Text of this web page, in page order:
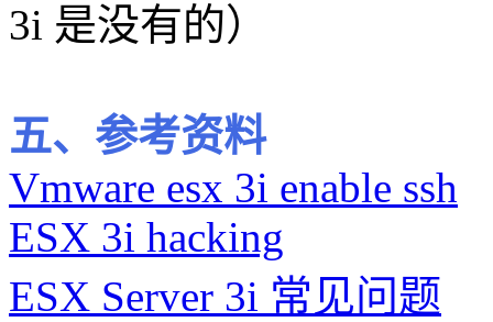
3i 是没有的）
五、参考资料
Vmware esx 3i enable ssh
ESX 3i hacking
ESX Server 3i 常见问题